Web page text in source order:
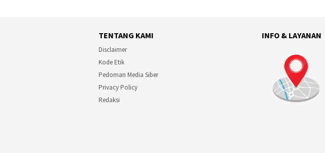
TENTANG KAMI
Disclaimer
Kode Etik
Pedoman Media Siber
Privacy Policy
Redaksi
INFO & LAYANAN